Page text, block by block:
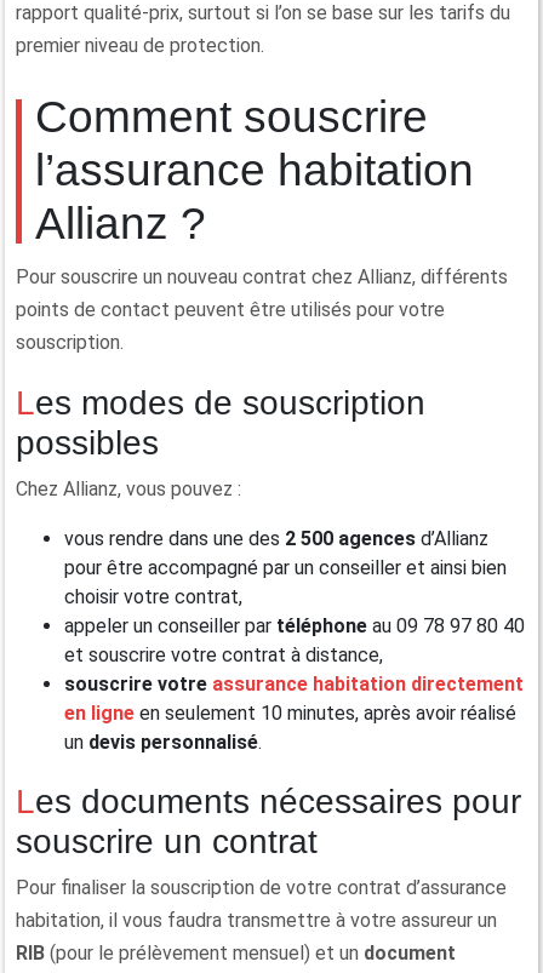
rapport qualité-prix, surtout si l’on se base sur les tarifs du
premier niveau de protection.
Comment souscrire
l’assurance habitation
Allianz ?
Pour souscrire un nouveau contrat chez Allianz, différents
points de contact peuvent être utilisés pour votre
souscription.
Les modes de souscription
possibles
Chez Allianz, vous pouvez :
vous rendre dans une des 2 500 agences d’Allianz
pour être accompagné par un conseiller et ainsi bien
choisir votre contrat,
appeler un conseiller par téléphone au 09 78 97 80 40
et souscrire votre contrat à distance,
souscrire votre assurance habitation directement
en ligne en seulement 10 minutes, après avoir réalisé
un devis personnalisé.
Les documents nécessaires pour
souscrire un contrat
Pour finaliser la souscription de votre contrat d’assurance
habitation, il vous faudra transmettre à votre assureur un
RIB (pour le prélèvement mensuel) et un document